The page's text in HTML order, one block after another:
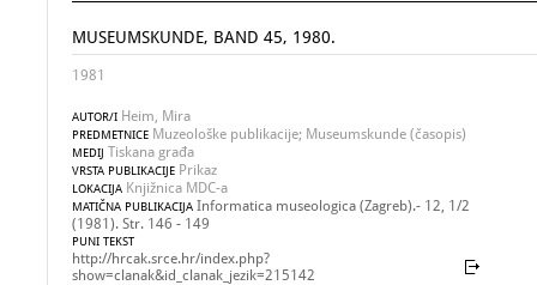
MUSEUMSKUNDE, BAND 45, 1980.
1981
AUTOR/I Heim, Mira
PREDMETNICE Muzeološke publikacije; Museumskunde (časopis)
MEDIJ Tiskana građa
VRSTA PUBLIKACIJE Prikaz
LOKACIJA Knjižnica MDC-a
MATIČNA PUBLIKACIJA Informatica museologica (Zagreb).- 12, 1/2
(1981). Str. 146 - 149
PUNI TEKST
http://hrcak.srce.hr/index.php?
show=clanak&id_clanak_jezik=215142